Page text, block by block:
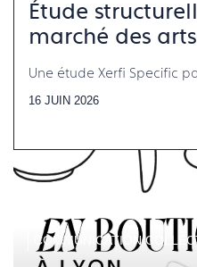
Étude
marché des
Une étude Xerfi Specific
16 JUIN 2026
COMMUNICATION